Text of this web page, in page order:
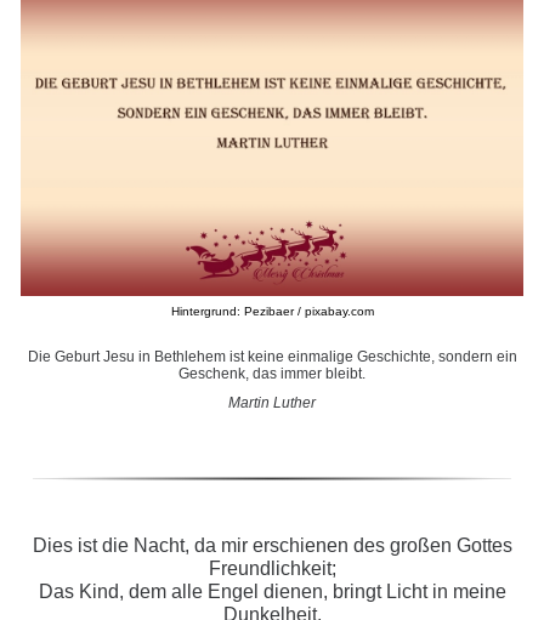
Hintergrund: Pezibaer / pixabay.com
Die Geburt Jesu in Bethlehem ist keine einmalige Geschichte, sondern ein
Geschenk, das immer bleibt.
Martin Luther
Dies ist die Nacht, da mir erschienen des großen Gottes
Freundlichkeit;
Das Kind, dem alle Engel dienen, bringt Licht in meine
Dunkelheit,